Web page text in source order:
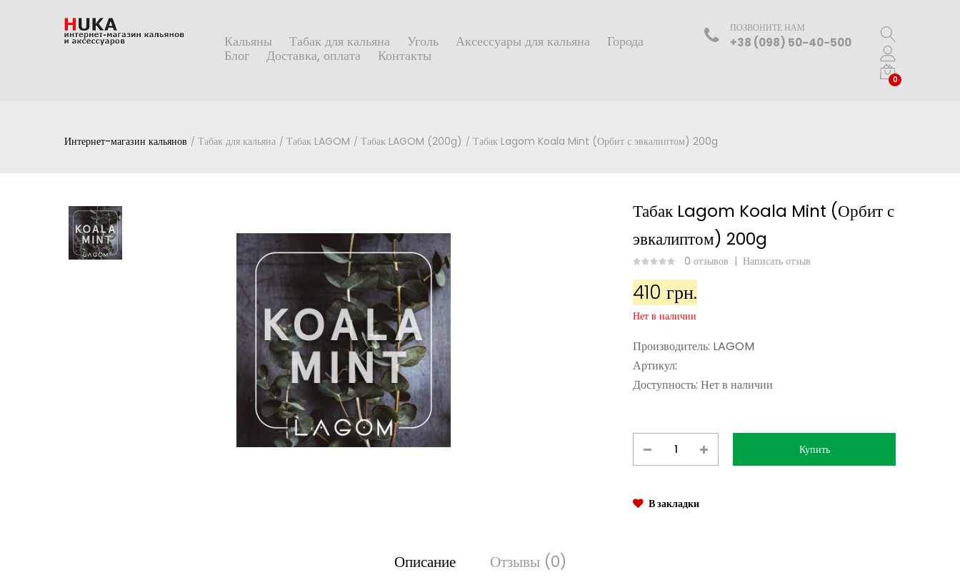
Кальяны Табак для кальяна Уголь Аксессуары для кальяна
Города
Блог
Доставка, оплата Контакты
ПОЗВОНИТЕ НАМ
+38 (098) 50-40-500
0
Интернет-магазин кальянов Табак для кальяна Табак LAGOM Табак LAGOM (200g) Табак Lagom Koala Mint (Орбит с эвкалиптом) 200g
Табак Lagom Koala Mint (Орбит с
эвкалиптом) 200g
0 отзывов | Написать отзыв
410 грн.
Нет в наличии
Производитель: LAGOM
Артикул:
Доступность: Нет в наличии
В закладки
Описание Отзывы (0)